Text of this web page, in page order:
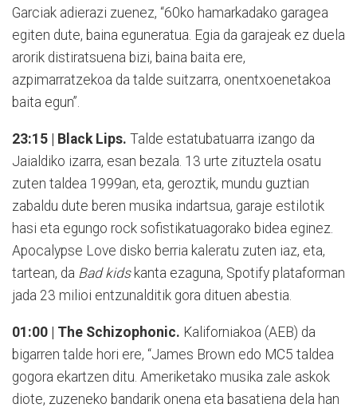
Garciak adierazi zuenez, “60ko hamarkadako garagea
egiten dute, baina eguneratua. Egia da garajeak ez duela
arorik distiratsuena bizi, baina baita ere,
azpimarratzekoa da talde suitzarra, onentxoenetakoa
baita egun”.
23:15 | Black Lips. Talde estatubatuarra izango da
Jaialdiko izarra, esan bezala. 13 urte zituztela osatu
zuten taldea 1999an, eta, geroztik, mundu guztian
zabaldu dute beren musika indartsua, garaje estilotik
hasi eta egungo rock sofistikatuagorako bidea eginez.
Apocalypse Love disko berria kaleratu zuten iaz, eta,
tartean, da Bad kidskanta ezaguna, Spotify plataforman
jada 23 milioi entzunalditik gora dituen abestia.
01:00 | The Schizophonic. Kaliforniakoa (AEB) da
bigarren talde hori ere, “James Brown edo MC5 taldea
gogora ekartzen ditu. Ameriketako musika zale askok
diote, zuzeneko bandarik onena eta basatiena dela han